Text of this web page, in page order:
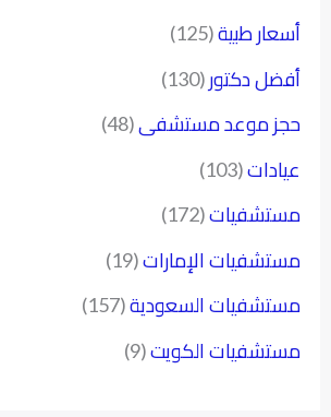
أسعار طبية(125)
أفضل دكتور(130)
حجز موعد مستشفى(48)
عيادات(103)
مستشفيات(172)
مستشفيات الإمارات(19)
مستشفيات السعودية(157)
مستشفيات الكويت(9)